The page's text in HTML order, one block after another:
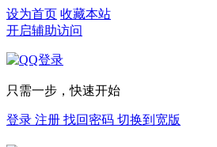
设为首页 收藏本站
开启辅助访问
只需一步，快速开始
登录 注册 找回密码 切换到宽版